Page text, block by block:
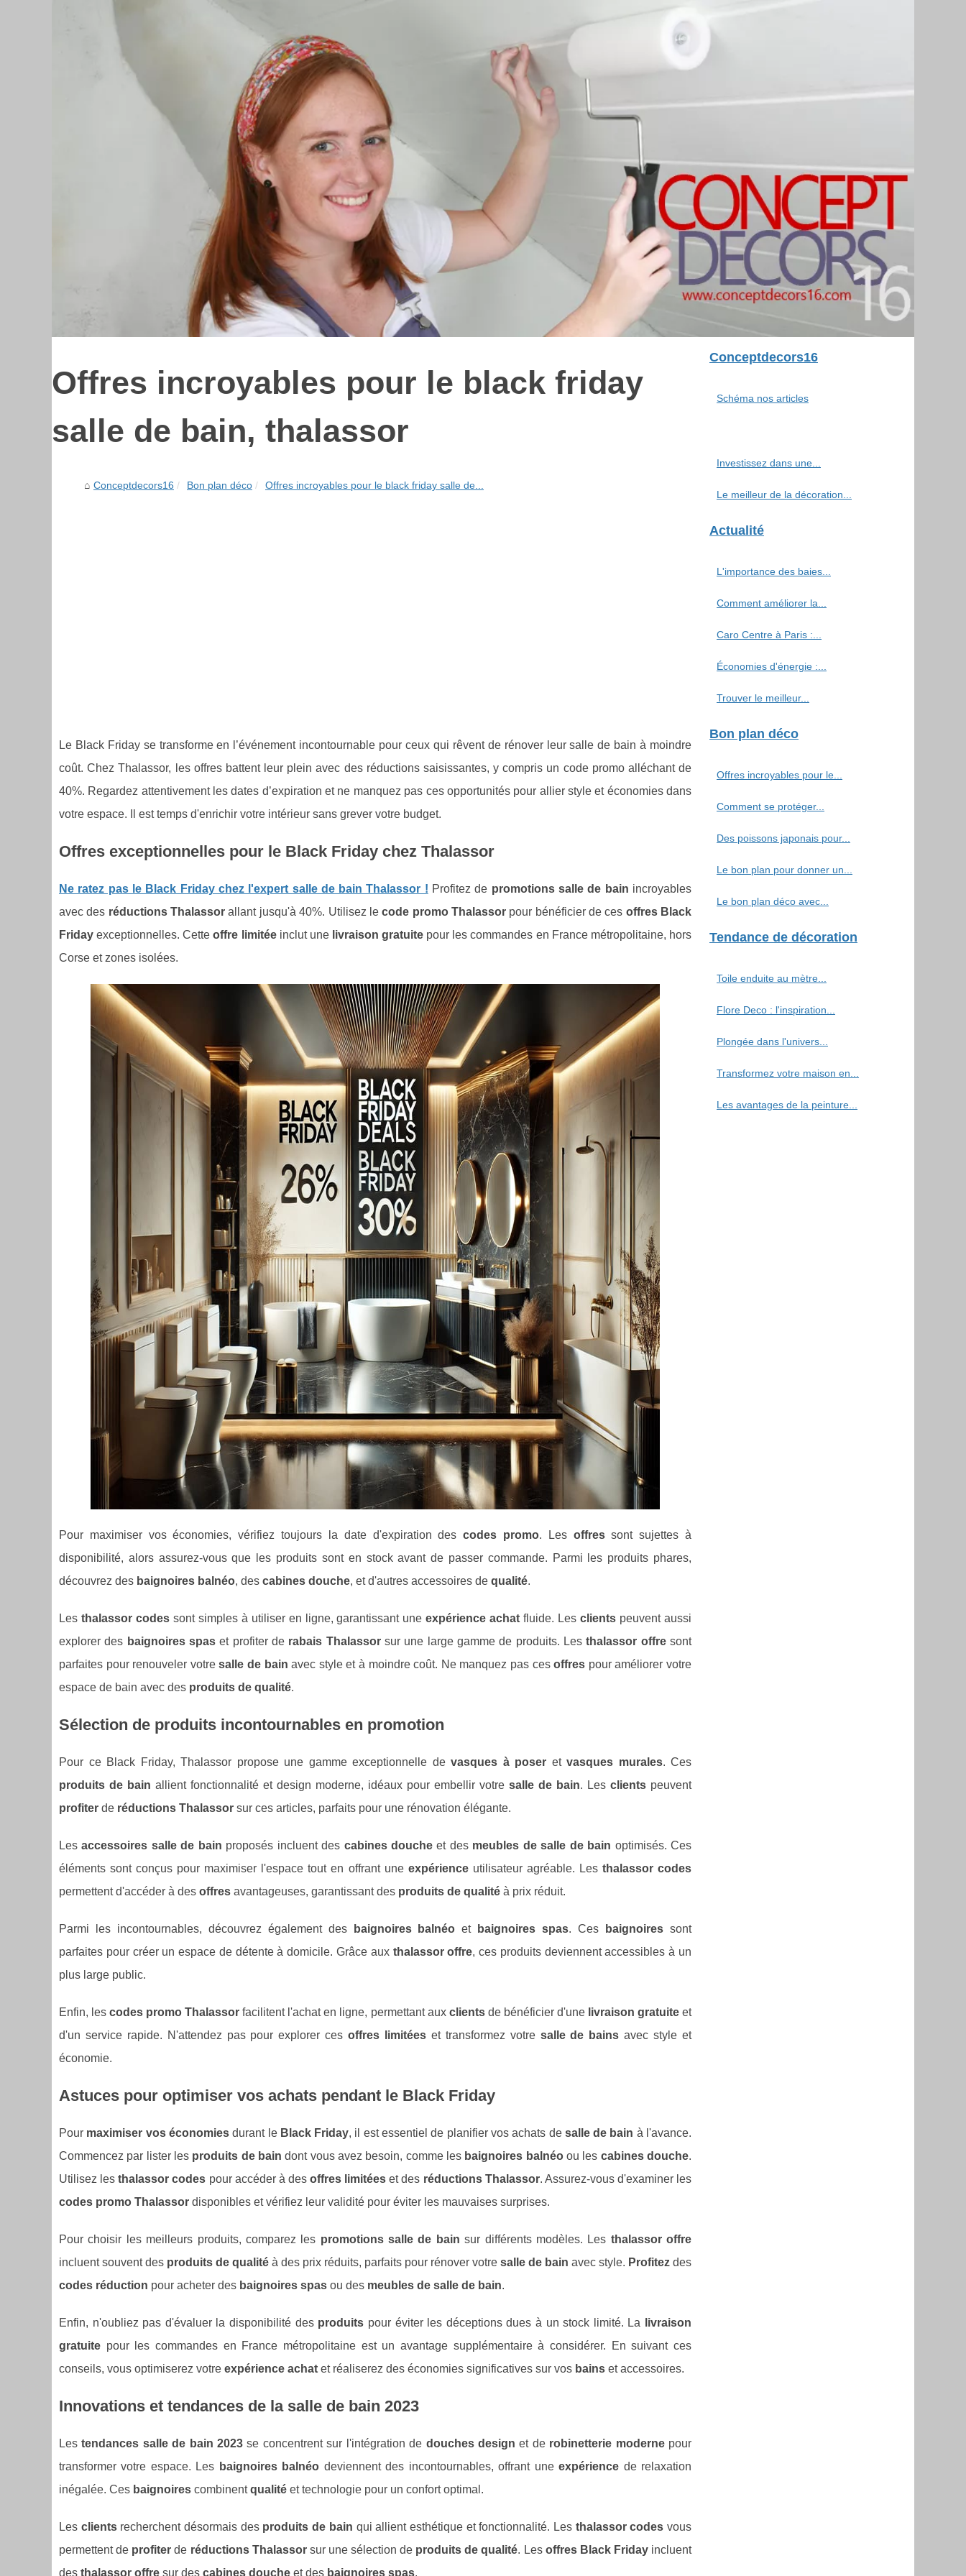
Offres incroyables pour le black friday
salle de bain, thalassor
Conceptdecors16 Bon plan déco Offres incroyables pour le black friday salle de...
Le Black Friday se transforme en l’événement incontournable pour ceux qui rêvent de rénover leur salle de bain à moindre
coût. Chez Thalassor, les offres battent leur plein avec des réductions saisissantes, y compris un code promo alléchant de
40%. Regardez attentivement les dates d’expiration et ne manquez pas ces opportunités pour allier style et économies dans
votre espace. Il est temps d'enrichir votre intérieur sans grever votre budget.
Offres exceptionnelles pour le Black Friday chez Thalassor
Ne ratez pas le Black Friday chez l'expert salle de bain Thalassor ! Profitez de promotions salle de bain incroyables
avec des réductions Thalassor allant jusqu'à 40%. Utilisez lecode promo Thalassorpour bénéficier de ces offres Black
Friday exceptionnelles. Cetteoffre limitéeinclut une livraison gratuite pour les commandes en France métropolitaine, hors
Corse et zones isolées.
Pour maximiser vos économies, vérifiez toujours la date d'expiration descodes promo. Les offressont sujettes à
disponibilité, alors assurez-vous que les produits sont en stock avant de passer commande. Parmi les produits phares,
découvrez des baignoires balnéo, des cabines douche, et d'autres accessoires de qualité.
Les thalassor codessont simples à utiliser en ligne, garantissant uneexpérience achat fluide. Lesclients peuvent aussi
explorer des baignoires spas et profiter de rabais Thalassorsur une large gamme de produits. Lesthalassor offresont
parfaites pour renouveler votresalle de bain avec style et à moindre coût. Ne manquez pas cesoffres pour améliorer votre
espace de bain avec des produits de qualité.
Sélection de produits incontournables en promotion
Pour ce Black Friday, Thalassor propose une gamme exceptionnelle de vasques à poser et vasques murales. Ces
produits de bain allient fonctionnalité et design moderne, idéaux pour embellir votre salle de bain. Les clients peuvent
profiter de réductions Thalassor sur ces articles, parfaits pour une rénovation élégante.
Lesaccessoires salle de bain proposés incluent des cabines douche et des meubles de salle de bain optimisés. Ces
éléments sont conçus pour maximiser l'espace tout en offrant une expérienceutilisateur agréable. Les thalassor codes
permettent d'accéder à des offres avantageuses, garantissant des produits de qualité à prix réduit.
Parmi les incontournables, découvrez également des baignoires balnéo et baignoires spas. Ces baignoires sont
parfaites pour créer un espace de détente à domicile. Grâce aux thalassor offre, ces produits deviennent accessibles à un
plus large public.
Enfin, lescodes promo Thalassor facilitent l'achat en ligne, permettant aux clientsde bénéficier d'une livraison gratuiteet
d'un service rapide. N'attendez pas pour explorer cesoffres limitées et transformez votre salle de bains avec style et
économie.
Astuces pour optimiser vos achats pendant le Black Friday
Pour maximiser vos économiesdurant le Black Friday, il est essentiel de planifier vos achats de salle de bain à l'avance.
Commencez par lister les produits de bain dont vous avez besoin, comme les baignoires balnéoou les cabines douche.
Utilisez lesthalassor codes pour accéder à des offres limitées et des réductions Thalassor. Assurez-vous d'examiner les
codes promo Thalassor disponibles et vérifiez leur validité pour éviter les mauvaises surprises.
Pour choisir les meilleurs produits, comparez les promotions salle de bain sur différents modèles. Les thalassor offre
incluent souvent des produits de qualité à des prix réduits, parfaits pour rénover votre salle de bain avec style. Profitez des
codes réduction pour acheter des baignoires spas ou des meubles de salle de bain.
Enfin, n'oubliez pas d'évaluer la disponibilité des produits pour éviter les déceptions dues à un stock limité. La
livraison
gratuite pour les commandes en France métropolitaine est un avantage supplémentaire à considérer. En suivant ces
conseils, vous optimiserez votre expérience achat et réaliserez des économies significatives sur vos bains et accessoires.
Innovations et tendances de la salle de bain 2023
Lestendances salle de bain 2023 se concentrent sur l'intégration de douches design et de robinetterie modernepour
transformer votre espace. Les baignoires balnéo deviennent des incontournables, offrant uneexpérience de relaxation
inégalée. Ces baignoires combinentqualité et technologie pour un confort optimal.
Les clientsrecherchent désormais des produits de bain qui allient esthétique et fonctionnalité. Les thalassor codes vous
permettent de profiter de réductions Thalassorsur une sélection de produits de qualité. Les offres Black Fridayincluent
des thalassor offre sur des cabines douche et des baignoires spas.
Conceptdecors16
Schéma nos articles
Investissez dans une...
Le meilleur de la décoration...
Actualité
L'importance des baies...
Comment améliorer la...
Caro Centre à Paris :...
Économies d'énergie :...
Trouver le meilleur...
Bon plan déco
Offres incroyables pour le...
Comment se protéger...
Des poissons japonais pour...
Le bon plan pour donner un...
Le bon plan déco avec...
Tendance de décoration
Toile enduite au mètre...
Flore Deco : l'inspiration...
Plongée dans l'univers...
Transformez votre maison en...
Les avantages de la peinture...